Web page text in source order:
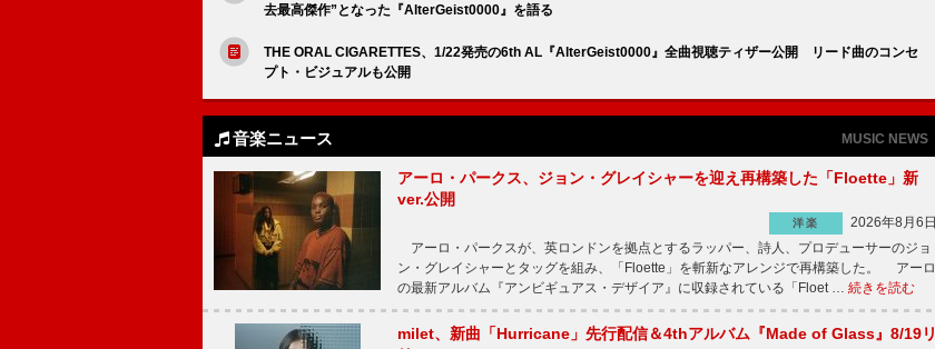
去最高傑作”となった『AlterGeist0000』を語る
THE ORAL CIGARETTES、1/22発売の6th AL『AlterGeist0000』全曲視聴ティザー公開 リード曲のコンセ
プト・ビジュアルも公開
音楽ニュース MUSIC NEWS
アーロ・パークス、ジョン・グレイシャーを迎え再構築した「Floette」新
ver.公開
洋楽
2026年8月6日
アーロ・パークスが、英ロンドンを拠点とするラッパー、詩人、プロデューサーのジョ
ン・グレイシャーとタッグを組み、「Floette」を斬新なアレンジで再構築した。 アーロ
の最新アルバム『アンビギュアス・デザイア』に収録されている「Floet … 続きを読む
milet、新曲「Hurricane」先行配信＆4thアルバム『Made of Glass』8/19リ